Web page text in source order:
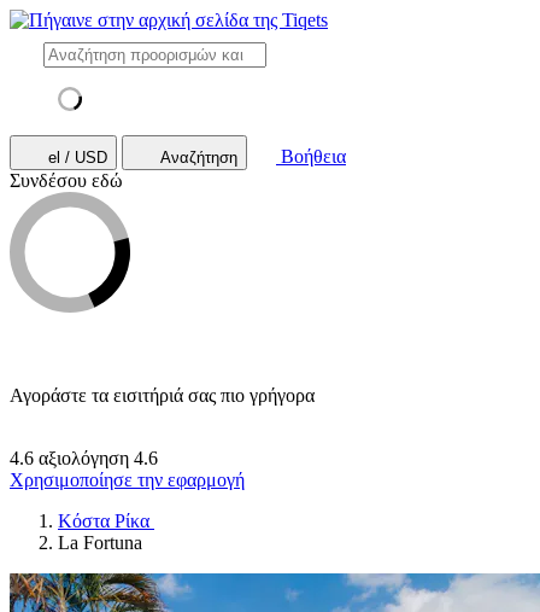
el / USD Αναζήτηση
Βοήθεια
Συνδέσου εδώ
Αγοράστε τα εισιτήριά σας πιο γρήγορα
4.6 αξιολόγηση 4.6
Χρησιμοποίησε την εφαρμογή
Κόστα Ρίκα
La Fortuna